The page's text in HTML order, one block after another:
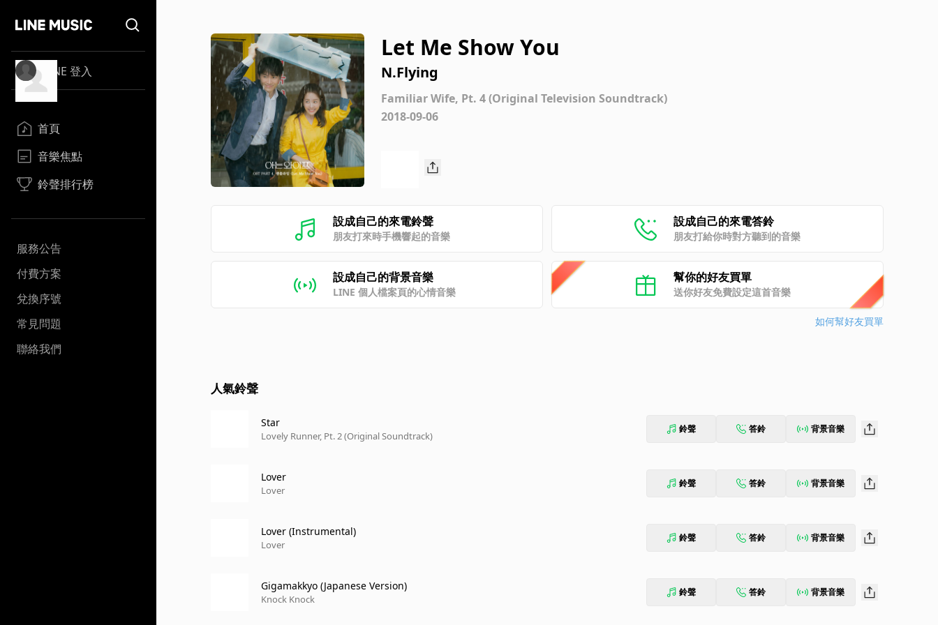
LINE 登入
首頁
音樂焦點
鈴聲排行榜
服務公告
付費方案
兌換序號
常見問題
聯絡我們
Let Me Show You
N.Flying
Familiar Wife, Pt. 4 (Original Television Soundtrack)
2018-09-06
設成自己的來電鈴聲
朋友打來時手機響起的音樂
設成自己的來電答鈴
朋友打給你時對方聽到的音樂
設成自己的背景音樂
LINE 個人檔案頁的心情音樂
幫你的好友買單
送你好友免費設定這首音樂
如何幫好友買單
人氣鈴聲
Star
Lovely Runner, Pt. 2 (Original Soundtrack)
鈴聲 答鈴 背景音樂
Lover
Lover
鈴聲 答鈴 背景音樂
Lover (Instrumental)
Lover
鈴聲 答鈴 背景音樂
Gigamakkyo (Japanese Version)
Knock Knock
鈴聲 答鈴 背景音樂